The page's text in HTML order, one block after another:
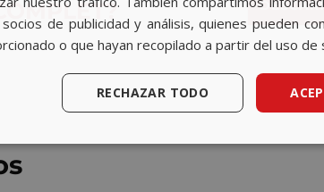
G
P
D
de publicidad y análisis, quienes pueden
o que hayan recopilado a partir del uso de
RECHAZAR TODO